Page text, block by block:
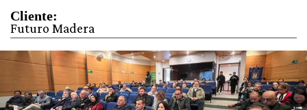
Cliente:
Futuro Madera